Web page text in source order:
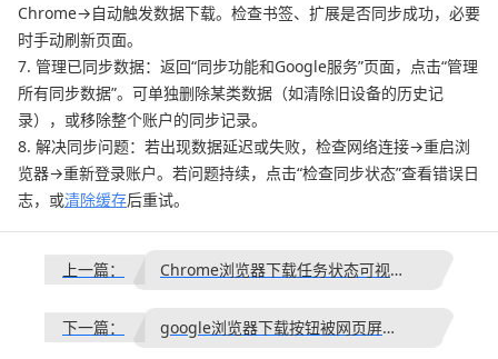
Chrome→自动触发数据下载。检查书签、扩展是否同步成功，必要
时手动刷新页面。
7. 管理已同步数据：返回“同步功能和Google服务”页面，点击“管理
所有同步数据”。可单独删除某类数据（如清除旧设备的历史记
录），或移除整个账户的同步记录。
8. 解决同步问题：若出现数据延迟或失败，检查网络连接→重启浏
览器→重新登录账户。若问题持续，点击“检查同步状态”查看错误日
志，或清除缓存后重试。
上一篇： Chrome浏览器下载任务状态可视化管理及数据分析
下一篇： google浏览器下载按钮被网页屏蔽的解除方式